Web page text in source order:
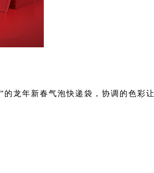
的龙年新春气泡快递袋，协调的色彩让